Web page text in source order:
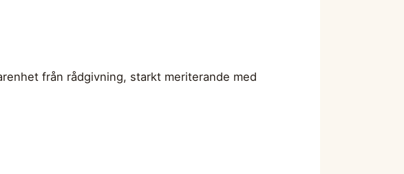
från rådgivning, starkt meriterande med